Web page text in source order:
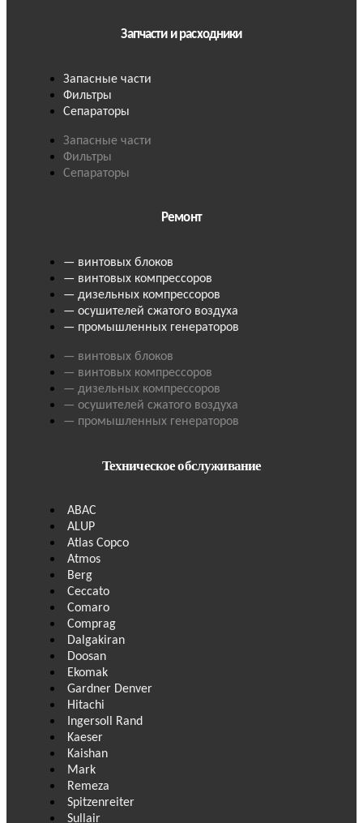
Запчасти и расходники
Запасные части
Фильтры
Сепараторы
Запасные части
Фильтры
Сепараторы
Ремонт
— винтовых блоков
— винтовых компрессоров
— дизельных компрессоров
— осушителей сжатого воздуха
— промышленных генераторов
— винтовых блоков
— винтовых компрессоров
— дизельных компрессоров
— осушителей сжатого воздуха
— промышленных генераторов
Техническое обслуживание
ABAC
ALUP
Atlas Copco
Atmos
Berg
Ceccato
Comaro
Comprag
Dalgakiran
Doosan
Ekomak
Gardner Denver
Hitachi
Ingersoll Rand
Kaeser
Kaishan
Mark
Remeza
Spitzenreiter
Sullair